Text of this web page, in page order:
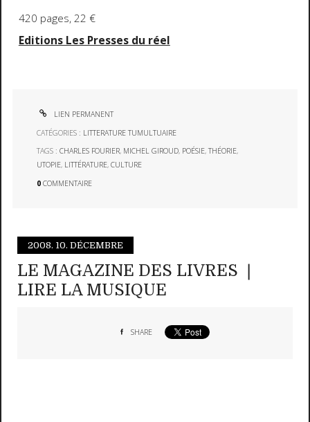
420 pages, 22 €
Editions Les Presses du réel
LIEN PERMANENT
CATÉGORIES : LITTERATURE TUMULTUAIRE
TAGS :CHARLES FOURIER, MICHEL GIROUD, POÉSIE,THÉORIE,
UTOPIE, LITTÉRATURE,CULTURE
0 COMMENTAIRE
2008. 10. DÉCEMBRE
LE MAGAZINE DES LIVRES ❘
LIRE LA MUSIQUE
SHARE